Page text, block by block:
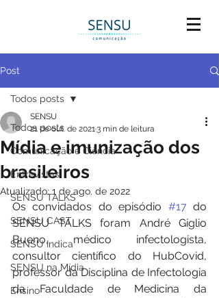
Post
Todos posts
Comunicação e Ciência
Entrevistas
SENSU TALKS
SENSU CAST
SENSU Indica
SENSU na Mídia
Ensino
Todos posts
Mídia e imunização dos
brasileiros
SENSU
21 de out. de 20213 min de leitura
Atualizado: 1 de ago. de 2022
Os convidados do episódio #17 do
SENSU TALKS foram André Giglio
Bueno, médico infectologista,
consultor científico do HubCovid,
professor da Disciplina de Infectologia
da Faculdade de Medicina da